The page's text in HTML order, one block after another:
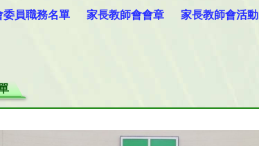
委員職務名單 家長教師會會章 家長教師會活動